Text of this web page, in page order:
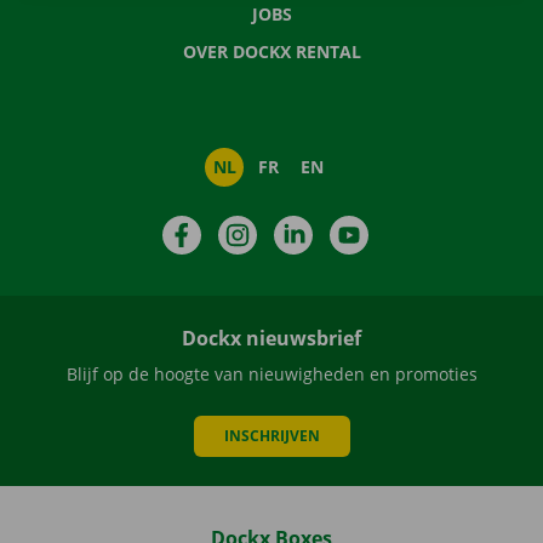
JOBS
OVER DOCKX RENTAL
NL FR EN
FacebookInstagramLinkedIn
Dockx nieuwsbrief
Blijf op de hoogte van nieuwigheden en promoties
INSCHRIJVEN